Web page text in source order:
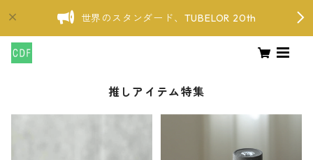
世界のスタンダード、TUBELOR 20th
推しアイテム特集